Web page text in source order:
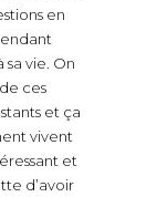
en
vie. On
ces
et ça
vivent
et
d’avoir